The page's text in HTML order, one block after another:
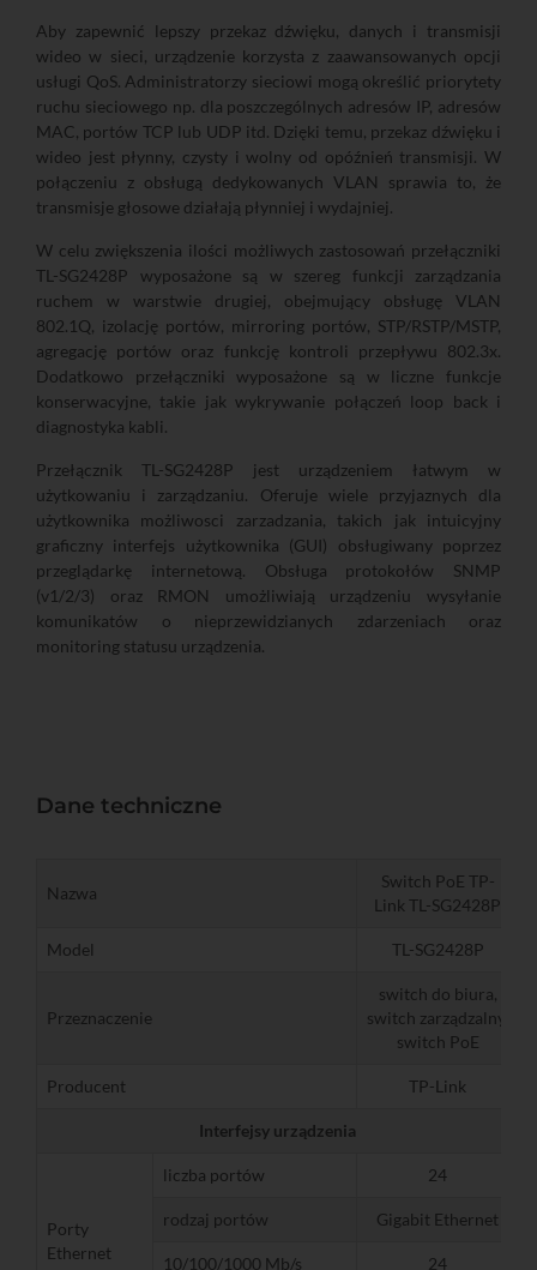
Aby zapewnić lepszy przekaz dźwięku, danych i transmisji
wideo w sieci, urządzenie korzysta z zaawansowanych opcji
usługi QoS. Administratorzy sieciowi mogą określić priorytety
ruchu sieciowego np. dla poszczególnych adresów IP, adresów
MAC, portów TCP lub UDP itd. Dzięki temu, przekaz dźwięku i
wideo jest płynny, czysty i wolny od opóźnień transmisji. W
połączeniu z obsługą dedykowanych VLAN sprawia to, że
transmisje głosowe działają płynniej i wydajniej.
W celu zwiększenia ilości możliwych zastosowań przełączniki
TL-SG2428P wyposażone są w szereg funkcji zarządzania
ruchem w warstwie drugiej, obejmujący obsługę VLAN
802.1Q, izolację portów, mirroring portów, STP/RSTP/MSTP,
agregację portów oraz funkcję kontroli przepływu 802.3x.
Dodatkowo przełączniki wyposażone są w liczne funkcje
konserwacyjne, takie jak wykrywanie połączeń loop back i
diagnostyka kabli.
Przełącznik TL-SG2428P jest urządzeniem łatwym w
użytkowaniu i zarządzaniu. Oferuje wiele przyjaznych dla
użytkownika możliwosci zarzadzania, takich jak intuicyjny
graficzny interfejs użytkownika (GUI) obsługiwany poprzez
przeglądarkę internetową. Obsługa protokołów SNMP
(v1/2/3) oraz RMON umożliwiają urządzeniu wysyłanie
komunikatów o nieprzewidzianych zdarzeniach oraz
monitoring statusu urządzenia.
Dane techniczne
Nazwa
Switch PoE TP-
Link TL-SG2428P
Model TL-SG2428P
Przeznaczenie
switch do biura,
switch zarządzalny,
switch PoE
Producent TP-Link
Interfejsy urządzenia
Porty
Ethernet
liczba portów 24
rodzaj portów Gigabit Ethernet
10/100/1000 Mb/s 24